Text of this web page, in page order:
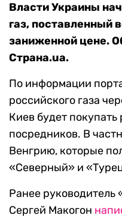
Власти Украины
газ, поставленный
заниженной цене.
Страна.ua.
По информации
российского газа
Киев будет
посредников. В
Венгрию, которые
«Северный» и
Ранее
Сергей Макогон